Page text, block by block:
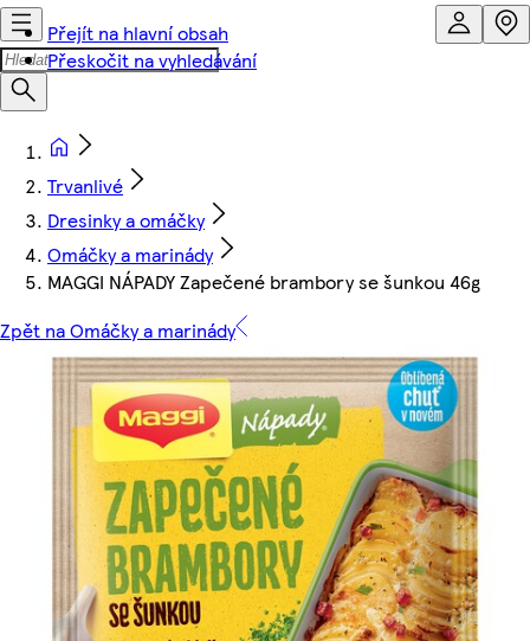
Přejít na hlavní obsah
Přeskočit na vyhledávání
Trvanlivé
Dresinky a omáčky
Omáčky a marinády
MAGGI NÁPADY Zapečené brambory se šunkou 46g
Zpět na Omáčky a marinády